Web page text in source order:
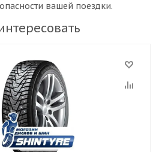
вашей поездки.